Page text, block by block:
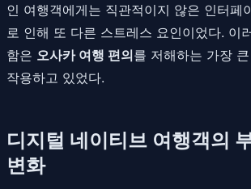
인 여행객에게는 직관적이지 않은 인터페
로 인해 또 다른 스트레스 요인이었다. 이
함은 오사카 여행 편의를 저해하는 가장
작용하고 있었다.
디지털 네이티브 여행객의
변화